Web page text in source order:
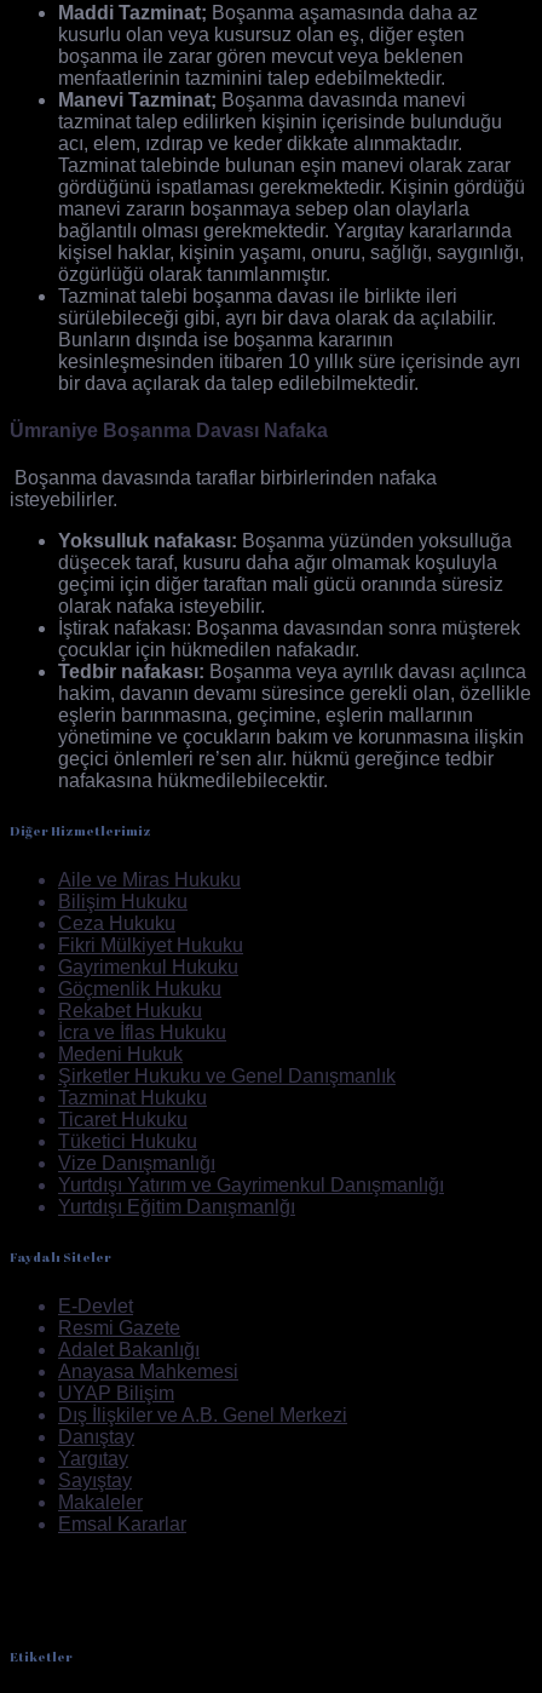
Maddi Tazminat; Boşanma aşamasında daha az
kusurlu olan veya kusursuz olan eş, diğer eşten
boşanma ile zarar gören mevcut veya beklenen
menfaatlerinin tazminini talep edebilmektedir.
Manevi Tazminat; Boşanma davasında manevi
tazminat talep edilirken kişinin içerisinde bulunduğu
acı, elem, ızdırap ve keder dikkate alınmaktadır.
Tazminat talebinde bulunan eşin manevi olarak zarar
gördüğünü ispatlaması gerekmektedir. Kişinin gördüğü
manevi zararın boşanmaya sebep olan olaylarla
bağlantılı olması gerekmektedir. Yargıtay kararlarında
kişisel haklar, kişinin yaşamı, onuru, sağlığı, saygınlığı,
özgürlüğü olarak tanımlanmıştır.
Tazminat talebi boşanma davası ile birlikte ileri
sürülebileceği gibi, ayrı bir dava olarak da açılabilir.
Bunların dışında ise boşanma kararının
kesinleşmesinden itibaren 10 yıllık süre içerisinde ayrı
bir dava açılarak da talep edilebilmektedir.
Ümraniye Boşanma Davası Nafaka
Boşanma davasında taraflar birbirlerinden nafaka
isteyebilirler.
Yoksulluk nafakası: Boşanma yüzünden yoksulluğa
düşecek taraf, kusuru daha ağır olmamak koşuluyla
geçimi için diğer taraftan mali gücü oranında süresiz
olarak nafaka isteyebilir.
İştirak nafakası: Boşanma davasından sonra müşterek
çocuklar için hükmedilen nafakadır.
Tedbir nafakası: Boşanma veya ayrılık davası açılınca
hakim, davanın devamı süresince gerekli olan, özellikle
eşlerin barınmasına, geçimine, eşlerin mallarının
yönetimine ve çocukların bakım ve korunmasına ilişkin
geçici önlemleri re’sen alır. hükmü gereğince tedbir
nafakasına hükmedilebilecektir.
Diğer Hizmetlerimiz
Aile ve Miras Hukuku
Bilişim Hukuku
Ceza Hukuku
Fikri Mülkiyet Hukuku
Gayrimenkul Hukuku
Göçmenlik Hukuku
Rekabet Hukuku
İcra ve İflas Hukuku
Medeni Hukuk
Şirketler Hukuku ve Genel Danışmanlık
Tazminat Hukuku
Ticaret Hukuku
Tüketici Hukuku
Vize Danışmanlığı
Yurtdışı Yatırım ve Gayrimenkul Danışmanlığı
Yurtdışı Eğitim Danışmanlğı
Faydalı Siteler
E-Devlet
Resmi Gazete
Adalet Bakanlığı
Anayasa Mahkemesi
UYAP Bilişim
Dış İlişkiler ve A.B. Genel Merkezi
Danıştay
Yargıtay
Sayıştay
Makaleler
Emsal Kararlar
Etiketler